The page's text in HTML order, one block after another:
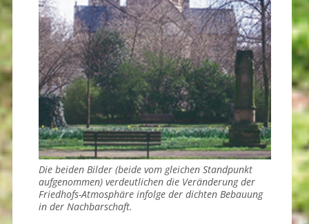
Die beiden Bilder (beide vom gleichen Standpunkt
aufgenommen) verdeutlichen die Veränderung der
Friedhofs-Atmosphäre infolge der dichten Bebauung
in der Nachbarschaft.